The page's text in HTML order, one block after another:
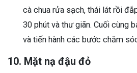
cà chua rửa sạch, thái lát rồi
30 phút và thư giãn. Cuối cùng
và tiến hành các bước chăm
10. Mặt nạ đậu đỏ